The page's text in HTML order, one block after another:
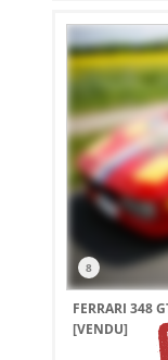
8
FERRARI 348
[VENDU]